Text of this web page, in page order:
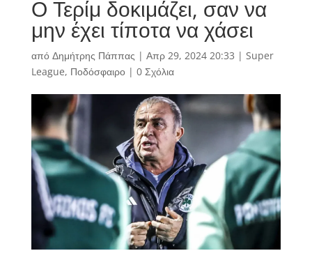
Ο Τερίμ δοκιμάζει, σαν να
μην έχει τίποτα να χάσει
από Δημήτρης Πάππας | Απρ 29, 2024 20:33 | Super
League, Ποδόσφαιρο| 0 Σχόλια